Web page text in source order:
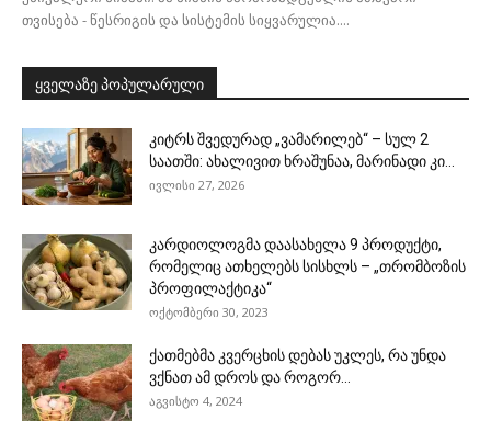
თვისება - წესრიგის და სისტემის სიყვარულია....
ყველაზე პოპულარული
კიტრს შვედურად „ვამარილებ“ – სულ 2
საათში: ახალივით ხრაშუნაა, მარინადი კი...
ივლისი 27, 2026
კარდიოლოგმა დაასახელა 9 პროდუქტი,
რომელიც ათხელებს სისხლს – „თრომბოზის
პროფილაქტიკა“
ოქტომბერი 30, 2023
ქათმებმა კვერცხის დებას უკლეს, რა უნდა
ვქნათ ამ დროს და როგორ...
აგვისტო 4, 2024